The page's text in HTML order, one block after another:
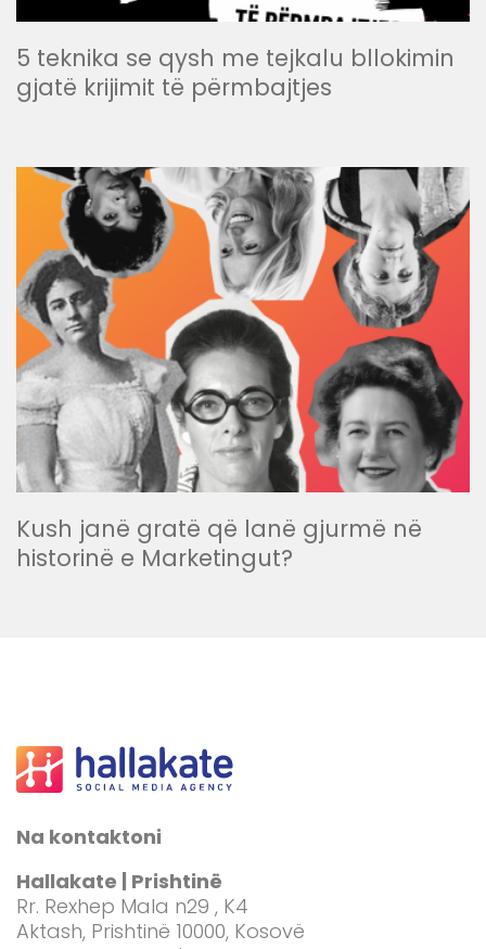
5 teknika se qysh me tejkalu bllokimin
gjatë krijimit të përmbajtjes
Kush janë gratë që lanë gjurmë në
historinë e Marketingut?
Na kontaktoni
Hallakate | Prishtinë
Rr. Rexhep Mala n29 , K4
Aktash, Prishtinë 10000, Kosovë